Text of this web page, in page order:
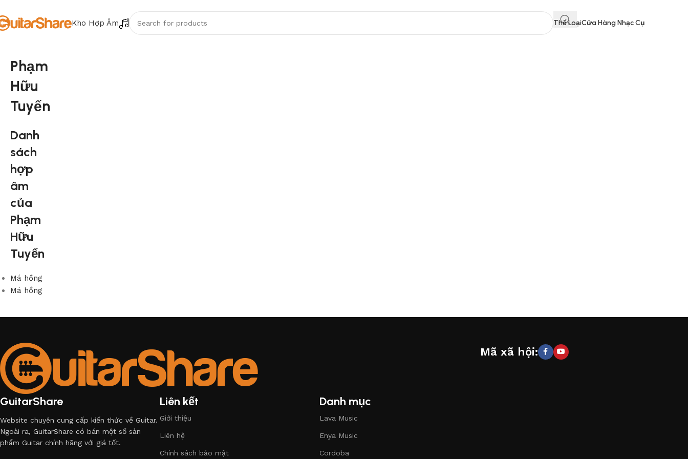
Kho Hợp Âm Thể LoạiCửa Hàng Nhạc Cụ
Phạm
Hữu
Tuyến
Danh
sách
hợp
âm
của
Phạm
Hữu
Tuyến
Má hồng
Má hồng
GuitarShare
Website chuyên cung cấp kiến thức về Guitar.
Ngoài ra, GuitarShare có bán một số sản
phẩm Guitar chính hãng với giá tốt.
Liên kết
Giới thiệu
Liên hệ
Chính sách bảo mật
Danh mục
Lava Music
Enya Music
Cordoba
Mã xã hội: